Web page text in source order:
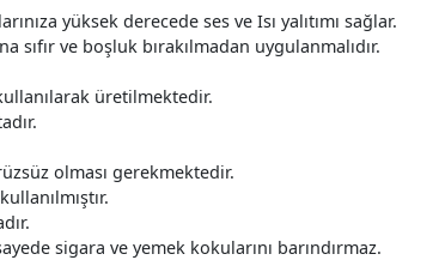
yüksek derecede ses ve Isı yalıtımı sağlar.
sıfır ve boşluk bırakılmadan uygulanmalıdır.
üretilmektedir.
olması gerekmektedir.
sigara ve yemek kokularını barındırmaz.